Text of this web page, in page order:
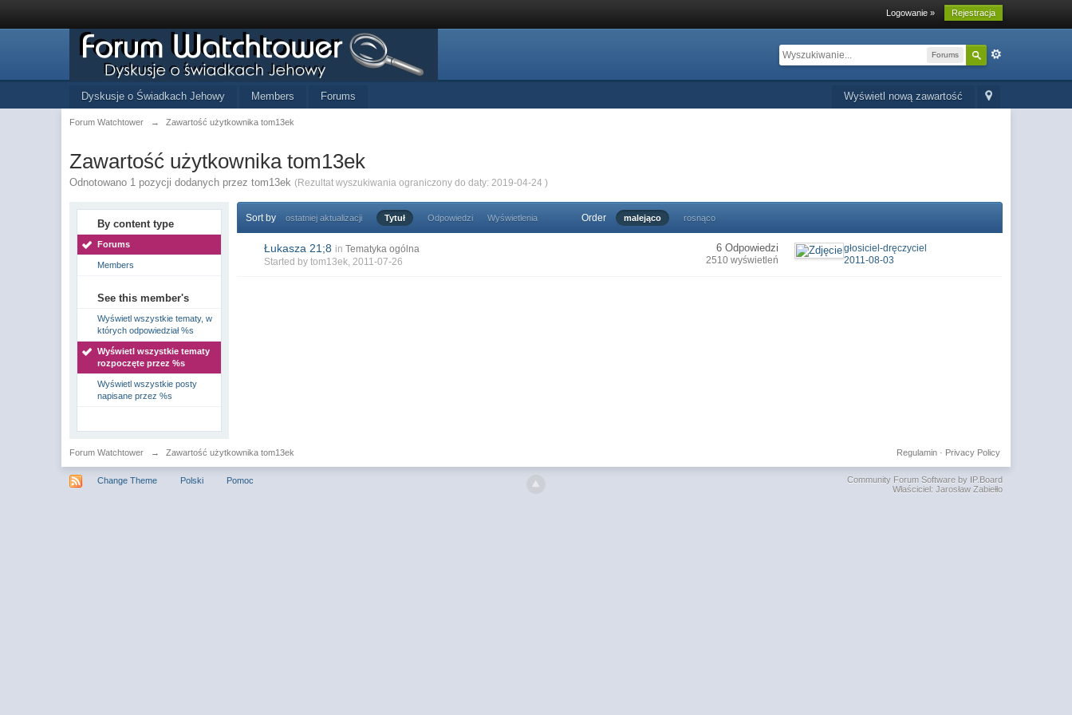
Logowanie » Rejestracja
Forums
Wyświetl nową zawartość
Dyskusje o Świadkach Jehowy Members Forums
Forum Watchtower → Zawartość użytkownika tom13ek
Zawartość użytkownika tom13ek
Odnotowano 1 pozycji dodanych przez tom13ek (Rezultat wyszukiwania ograniczony do daty: 2019-04-24 )
By content type
Forums
Members
See this member's
Wyświetl wszystkie tematy, w
których odpowiedział %s
Wyświetl wszystkie tematy
rozpoczęte przez %s
Wyświetl wszystkie posty
napisane przez %s
Sort by ostatniej aktualizacji Tytuł Odpowiedzi Wyświetlenia Order malejąco rosnąco
Łukasza 21;8 in Tematyka ogólna
Started bytom13ek, 2011-07-26
6 Odpowiedzi
2510 wyświetleń
głosiciel-dręczyciel
2011-08-03
Forum Watchtower → Zawartość użytkownika tom13ek Privacy Policy
Regulamin·
Change Theme Polski Pomoc
Community Forum Software by IP.Board
Właściciel: Jarosław Zabiełło